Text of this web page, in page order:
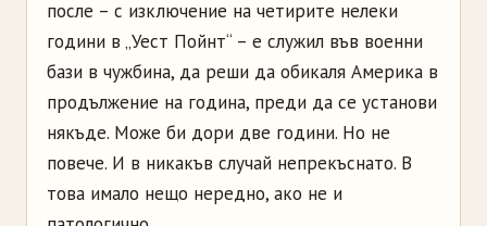
после – с изключение на четирите нелеки
години в „Уест Пойнт“ – е служил във военни
бази в чужбина, да реши да обикаля Америка в
продължение на година, преди да се установи
някъде. Може би дори две години. Но не
повече. И в никакъв случай непрекъснато. В
това имало нещо нередно, ако не и